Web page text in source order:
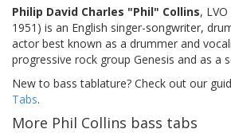
Philip David Charles "Phil" Collins,
1951) is an English singer-songwriter,
actor best known as a drummer and
progressive rock group Genesis and as a
New to bass tablature? Check out our
Tabs.
More Phil Collins bass tabs